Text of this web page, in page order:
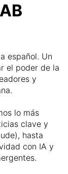
español. Un
el poder de la
y
lo más
clave y
hasta
con IA y